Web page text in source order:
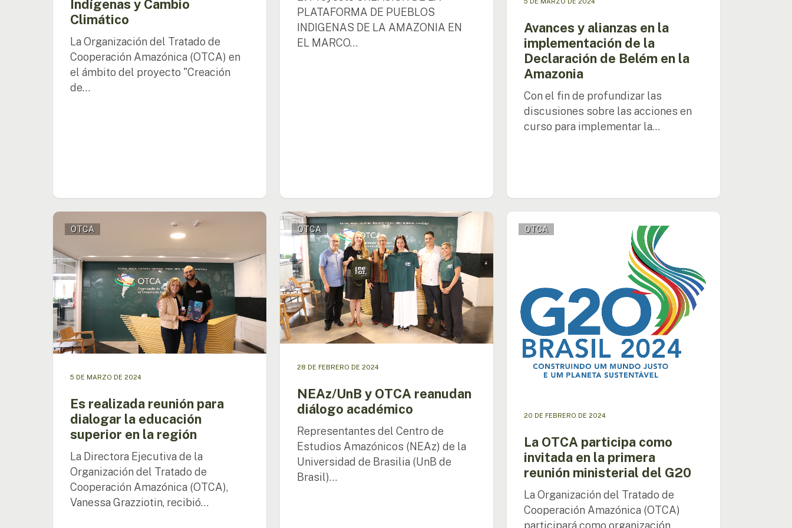
Climático
Indígenas y Cambio
Climático
La Organización del Tratado de
Cooperación Amazónica (OTCA) en
el ámbito del proyecto "Creación
de…
PLATAFORMA DE PUEBLOS
INDIGENAS DE LA AMAZONIA EN
EL MARCO…
Avances y alianzas en la
implementación de la
Declaración de Belém en la
Amazonia
Con el fin de profundizar las
discusiones sobre las acciones en
curso para implementar la…
Es
realizada
para
dialogar
la
educación
superior
en
la
región
OTCA
5 DE MARZO DE 2024
Es realizada reunión para
dialogar la educación
superior en la región
La Directora Ejecutiva de la
Organización del Tratado de
Cooperación Amazónica (OTCA),
Vanessa Grazziotin, recibió…
NEAz/UnB
y
OTCA
reanudan
diálogo
académico
OTCA
28 DE FEBRERO DE 2024
NEAz/UnB y OTCA reanudan
diálogo académico
Representantes del Centro de
Estudios Amazónicos (NEAz) de la
Universidad de Brasilia (UnB de
Brasil)…
La
OTCA
primera
reunión
ministerial
G20
OTCA
20 DE FEBRERO DE 2024
La OTCA participa como
invitada en la primera
reunión ministerial del G20
La Organización del Tratado de
Cooperación Amazónica (OTCA)
participará como organización